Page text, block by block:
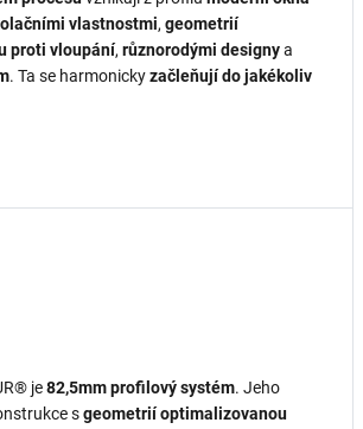
vlastnostmi, geometrií
proti vloupání, různorodými designya
. Ta se harmonickyzačleňují do jakékoliv
je82,5mm profilový systém. Jeho
sgeometrií optimalizovanou